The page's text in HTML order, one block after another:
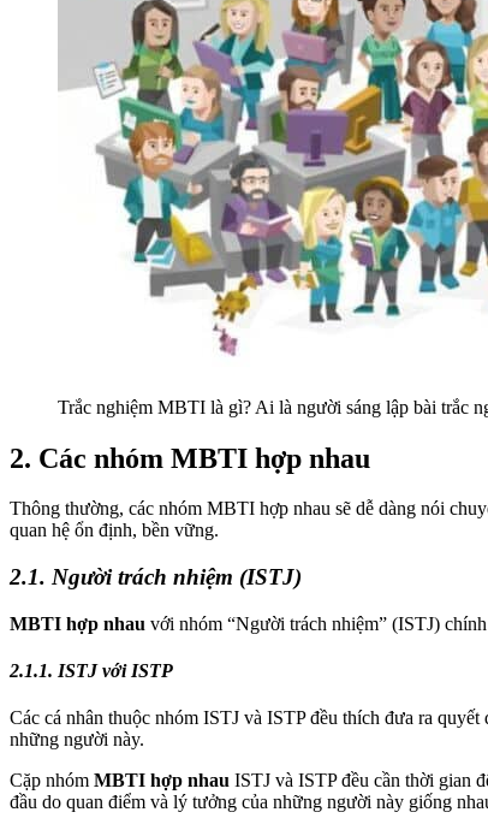
Trắc nghiệm MBTI là gì? Ai là người sáng lập bài trắc
2. Các nhóm MBTI hợp nhau
Thông thường, các nhóm MBTI hợp nhau sẽ dễ dàng nói
quan hệ ổn định, bền vững.
2.1. Người trách nhiệm (ISTJ)
MBTI hợp nhau với nhóm “Người trách nhiệm” (ISTJ)
2.1.1. ISTJ với ISTP
Các cá nhân thuộc nhóm ISTJ và ISTP đều thích đưa ra
những người này.
Cặp nhóm MBTI hợp nhau ISTJ và ISTP đều cần thời gian
đầu do quan điểm và lý tưởng của những người này giống